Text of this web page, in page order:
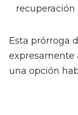
recuperación
Esta prórroga
expresamente
una opción